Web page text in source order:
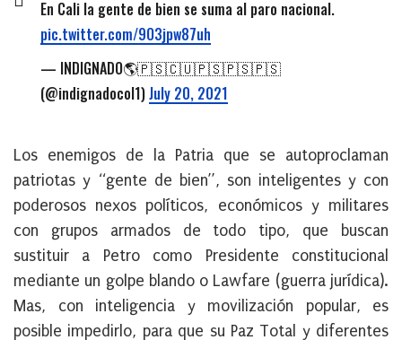
En Cali la gente de bien se suma al paro nacional.
pic.twitter.com/9O3jpw87uh
— INDIGNADO🌎🇵🇸🇨🇺🇵🇸🇵🇸🇵🇸
(@indignadocol1)July 20, 2021
Los enemigos de la Patria que se autoproclaman
patriotas y “gente de bien”, son inteligentes y con
poderosos nexos políticos, económicos y militares
con grupos armados de todo tipo, que buscan
sustituir a Petro como Presidente constitucional
mediante un golpe blando o Lawfare (guerra jurídica).
Mas, con inteligencia y movilización popular, es
posible impedirlo, para que su Paz Total y diferentes